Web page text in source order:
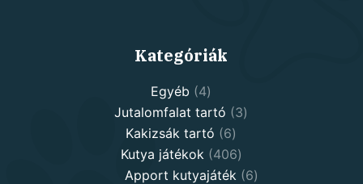
Kategóriák
Egyéb 44
products
Jutalomfalat tartó 33
Kakizsák tartó 66
products
Kutya játékok 406406
products
Apport kutyajáték 66